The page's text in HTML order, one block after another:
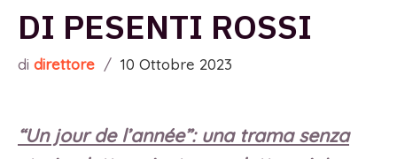
DI PESENTI ROSSI
di direttore / 10 Ottobre 2023
“Un jour de l’année”: una trama senza